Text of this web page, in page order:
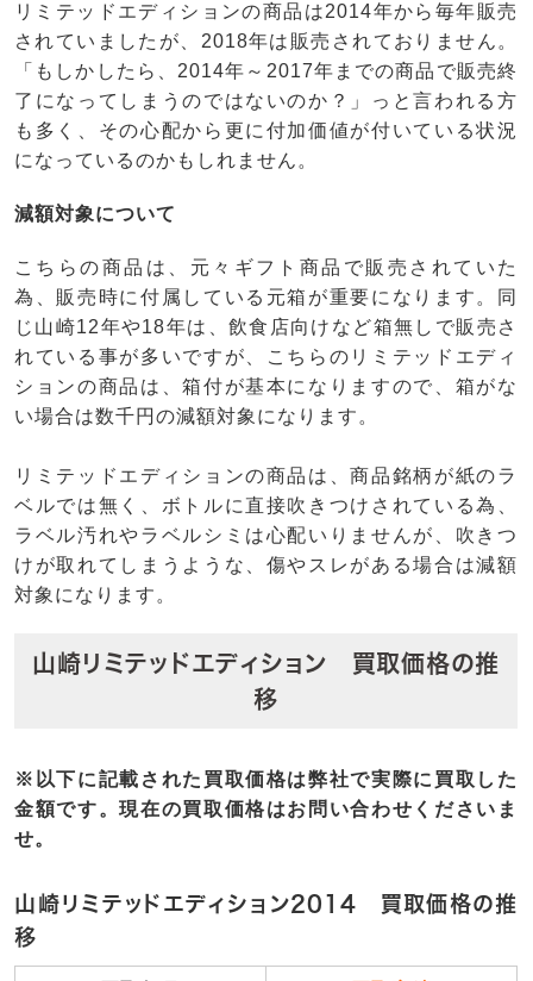
リミテッドエディションの商品は2014年から毎年販売
されていましたが、2018年は販売されておりません。
「もしかしたら、2014年～2017年までの商品で販売終
了になってしまうのではないのか？」っと言われる方
も多く、その心配から更に付加価値が付いている状況
になっているのかもしれません。
減額対象について
こちらの商品は、元々ギフト商品で販売されていた
為、販売時に付属している元箱が重要になります。同
じ山崎12年や18年は、飲食店向けなど箱無しで販売さ
れている事が多いですが、こちらのリミテッドエディ
ションの商品は、箱付が基本になりますので、箱がな
い場合は数千円の減額対象になります。
リミテッドエディションの商品は、商品銘柄が紙のラ
ベルでは無く、ボトルに直接吹きつけされている為、
ラベル汚れやラベルシミは心配いりませんが、吹きつ
けが取れてしまうような、傷やスレがある場合は減額
対象になります。
山崎リミテッドエディション 買取価格の推
移
※以下に記載された買取価格は弊社で実際に買取した
金額です。現在の買取価格はお問い合わせくださいま
せ。
山崎リミテッドエディション2014 買取価格の推
移